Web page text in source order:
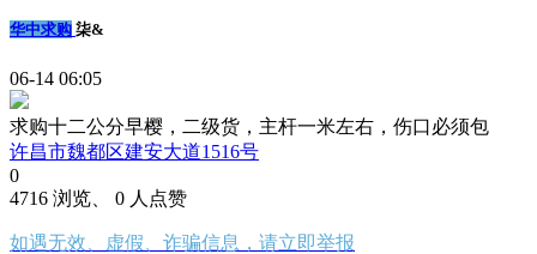
华中求购 柒&
06-14 06:05
求购十二公分早樱，二级货，主杆一米左右，伤口必须包
许昌市魏都区建安大道1516号
0
4716 浏览、 0 人点赞
如遇无效、虚假、诈骗信息，请立即举报